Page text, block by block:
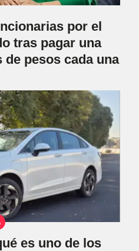
por el
tras pagar una
de pesos cada una
es uno de los